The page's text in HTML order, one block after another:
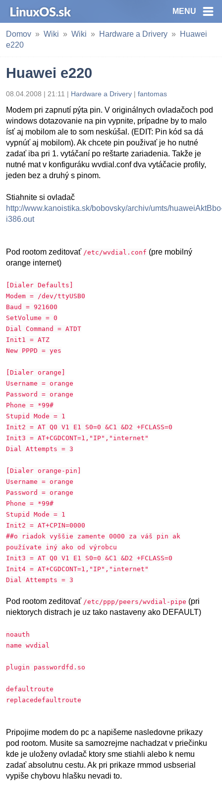
MENU
Domov Wiki Wiki Hardware a Drivery
Huawei
e220
Huawei e220
08.04.2008 | 21:11 | Hardware a Drivery | fantomas
Modem pri zapnutí pýta pin. V originálnych ovladačoch pod
windows dotazovanie na pin vypnite, prípadne by to malo
ísť aj mobilom ale to som neskúšal. (EDIT: Pin kód sa dá
vypnúť aj mobilom). Ak chcete pin použivať je ho nutné
zadať iba pri 1. vytáčaní po reštarte zariadenia. Takže je
nutné mat v konfiguráku wvdial.conf dva vytáčacie profily,
jeden bez a druhý s pinom.
Stiahnite si ovladač
http://www.kanoistika.sk/bobovsky/archiv/umts/
i386.out
Pod rootom zeditovať /etc/wvdial.conf (pre mobilný
orange internet)
[Dialer Defaults]
Modem = /dev/ttyUSB0
Baud = 921600
SetVolume = 0
Dial Command = ATDT
Init1 = ATZ
New PPPD = yes
[Dialer orange]
Username = orange
Password = orange
Phone = *99#
Stupid Mode = 1
Init2 = AT Q0 V1 E1 S0=0 &C1 &D2 +FCLASS=0
Init3 = AT+CGDCONT=1,"IP","internet"
Dial Attempts = 3
[Dialer orange-pin]
Username = orange
Password = orange
Phone = *99#
Stupid Mode = 1
Init2 = AT+CPIN=0000
##o riadok vyššie zamente 0000 za váš pin ak
používate iný ako od výrobcu
Init3 = AT Q0 V1 E1 S0=0 &C1 &D2 +FCLASS=0
Init4 = AT+CGDCONT=1,"IP","internet"
Dial Attempts = 3
Pod rootom zeditovať /etc/ppp/peers/wvdial-pipe (pri
niektorych distrach je uz tako nastaveny ako DEFAULT)
noauth
name wvdial
plugin passwordfd.so
defaultroute
replacedefaultroute
Pripojime modem do pc a napišeme nasledovne prikazy
pod rootom. Musite sa samozrejme nachadzat v priečinku
kde je uloženy ovladač ktory sme stiahli alebo k nemu
zadať absolutnu cestu. Ak pri prikaze rmmod usbserial
vypiše chybovu hlašku nevadi to.